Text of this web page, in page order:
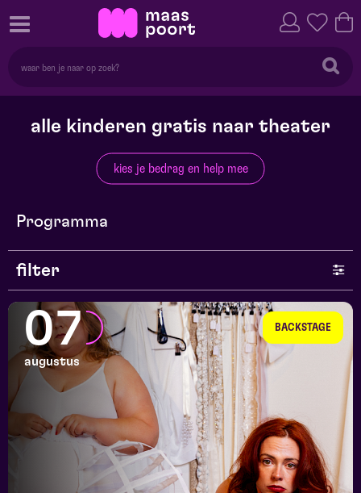
alle kinderen gratis naar theater
kies je bedrag en help mee
Programma
filter
genre
series en selecties
BACKSTAGE
07
augustus